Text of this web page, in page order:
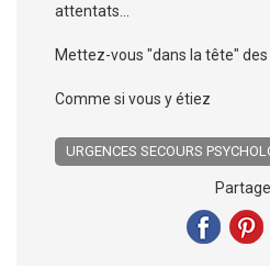
attentats...
Mettez-vous "dans la tête" des
Comme si vous y étiez
URGENCES SECOURS